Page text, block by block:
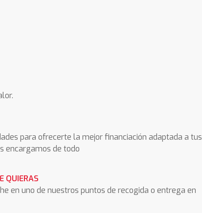
para ofrecerte la mejor financiación adaptada a tus
encargamos de todo
QUIERAS
en uno de nuestros puntos de recogida o entrega en